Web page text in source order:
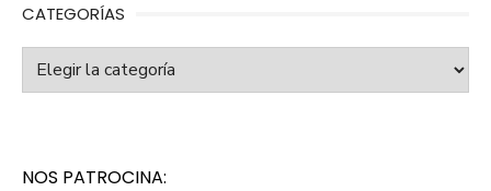
CATEGORÍAS
Categorías
NOS PATROCINA: